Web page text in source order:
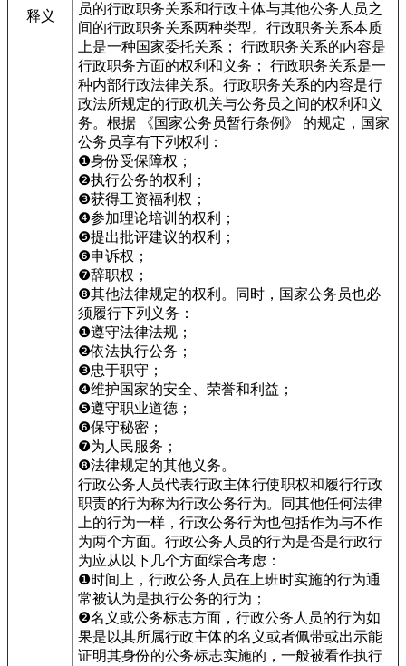
释义
员的行政职务关系和行政主体与其他公务人员之
间的行政职务关系两种类型。行政职务关系本质
上是一种国家委托关系； 行政职务关系的内容是
行政职务方面的权利和义务； 行政职务关系是一
种内部行政法律关系。行政职务关系的内容是行
政法所规定的行政机关与公务员之间的权利和义
务。根据 《国家公务员暂行条例》 的规定，国家
公务员享有下列权利：
❶身份受保障权；
❷执行公务的权利；
❸获得工资福利权；
❹参加理论培训的权利；
❺提出批评建议的权利；
❻申诉权；
❼辞职权；
❽其他法律规定的权利。同时，国家公务员也必
须履行下列义务：
❶遵守法律法规；
❷依法执行公务；
❸忠于职守；
❹维护国家的安全、荣誉和利益；
❺遵守职业道德；
❻保守秘密；
❼为人民服务；
❽法律规定的其他义务。
行政公务人员代表行政主体行使职权和履行行政
职责的行为称为行政公务行为。同其他任何法律
上的行为一样，行政公务行为也包括作为与不作
为两个方面。行政公务人员的行为是否是行政行
为应从以下几个方面综合考虑：
❶时间上，行政公务人员在上班时实施的行为通
常被认为是执行公务的行为；
❷名义或公务标志方面，行政公务人员的行为如
果是以其所属行政主体的名义或者佩带或出示能
证明其身份的公务标志实施的，一般被看作执行